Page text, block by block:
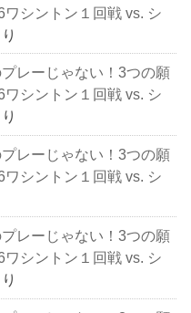
シントン１回戦 vs. シ
レーじゃない！3つの願
シントン１回戦 vs. シ
レーじゃない！3つの願
シントン１回戦 vs. シ
レーじゃない！3つの願
シントン１回戦 vs. シ